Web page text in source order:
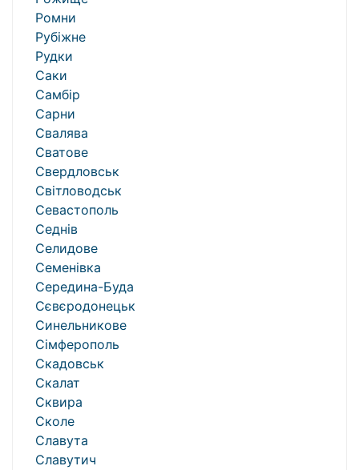
Ромни
Рубіжне
Рудки
Саки
Самбір
Сарни
Свалява
Сватове
Свердловськ
Світловодськ
Севастополь
Седнів
Селидове
Семенівка
Середина-Буда
Сєвєродонецьк
Синельникове
Сімферополь
Скадовськ
Скалат
Сквира
Сколе
Славута
Славутич